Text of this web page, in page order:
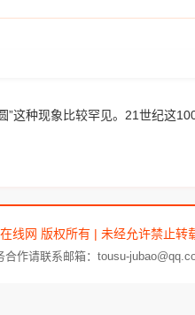
种现象比较罕见。21世纪这
线网 版权所有 | 未经允许禁止转
合作请联系邮箱：tousu-